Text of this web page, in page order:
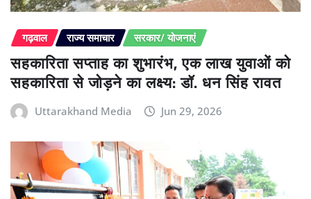
गढ़वाल राज्य समाचार सरकार/ योजनाएं
सहकारिता सप्ताह का शुभारंभ, एक लाख युवाओं को
सहकारिता से जोड़ने का लक्ष्य: डॉ. धन सिंह रावत
Uttarakhand Media Jun 29, 2026